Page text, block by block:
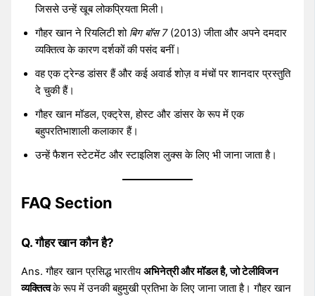
जिससे उन्हें खूब लोकप्रियता मिली।
गौहर खान ने रियलिटी शो बिग बॉस 7(2013) जीता और अपने दमदार
व्यक्तित्व के कारण दर्शकों की पसंद बनीं।
वह एक ट्रेन्ड डांसर हैं और कई अवार्ड शोज़ व मंचों पर शानदार प्रस्तुति
दे चुकी हैं।
गौहर खान मॉडल, एक्ट्रेस, होस्ट और डांसर के रूप में एक
बहुपरतिभाशाली कलाकार हैं।
उन्हें फैशन स्टेटमेंट और स्टाइलिश लुक्स के लिए भी जाना जाता है।
FAQ Section
Q. गौहर खान कौन है?
Ans. गौहर खान प्रसिद्ध भारतीयअभिनेत्री और मॉडल है, जो टेलीविजन
व्यक्तित्वके रूप में उनकी बहुमुखी प्रतिभा के लिए जाना जाता है। गौहर खान